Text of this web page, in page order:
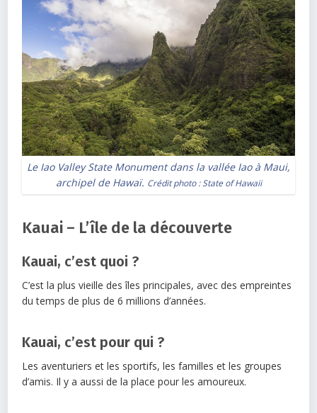
Le Iao Valley State Monument dans la vallée Iao à Maui,
archipel de Hawaï. Crédit photo :State of Hawaii
Kauai – L’île de la découverte
Kauai, c’est quoi ?
C’est la plus vieille des îles principales, avec des empreintes
du temps de plus de 6 millions d’années.
Kauai, c’est pour qui ?
Les aventuriers et les sportifs, les familles et les groupes
d’amis. Il y a aussi de la place pour les amoureux.